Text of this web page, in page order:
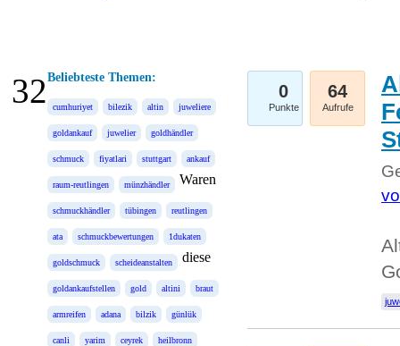
Beliebteste Themen:
cumhuriyet bilezik altin juweliere
goldankauf juwelier goldhändler
schmuck fiyatlari stuttgart ankauf
raum-reutlingen münzhändler
schmuckhändler tübingen reutlingen
ata schmuckbewertungen 1dukaten
goldschmuck scheideanstalten
goldankaufstellen gold altini braut
armreifen adana bilzik günlük
canli yarim ceyrek heilbronn
Waren
diese
0
Punkte
64
Aufrufe
32